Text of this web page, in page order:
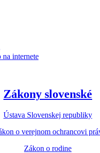
internete
Zákony slovenské
Ústava Slovenskej republiky
o verejnom ochrancovi
Zákon o rodine